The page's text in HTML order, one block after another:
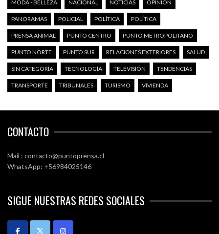
MODA - BELLEZA NACIONAL NOTICIAS OPINIÓN
PANORAMAS POLICIAL POLÍTICA POLÍTICA
PRENSA ANIMAL PUNTO CENTRO PUNTO METROPOLITANO
PUNTO NORTE PUNTO SUR RELACIONES EXTERIORES SALUD
SIN CATEGORÍA TECNOLOGÍA TELEVISIÓN TENDENCIAS
TRANSPORTE TRIBUNALES TURISMO VIVIENDA
CONTACTO
Mail : contacto@puntoprensa.cl
WhatsApp: +56984025146
SIGUE NUESTRAS REDES SOCIALES